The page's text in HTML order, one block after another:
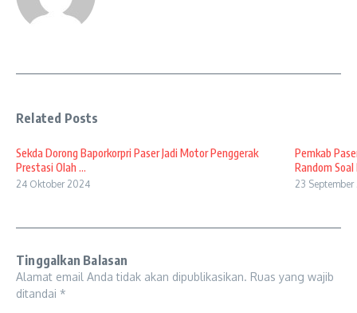
Related Posts
Sekda Dorong Baporkorpri Paser Jadi Motor Penggerak
Prestasi Olah ...
24 Oktober 2024
Pemkab
Random Soal
23
Tinggalkan Balasan
Alamat email Anda tidak akan dipublikasikan. Ruas yang wajib
ditandai *